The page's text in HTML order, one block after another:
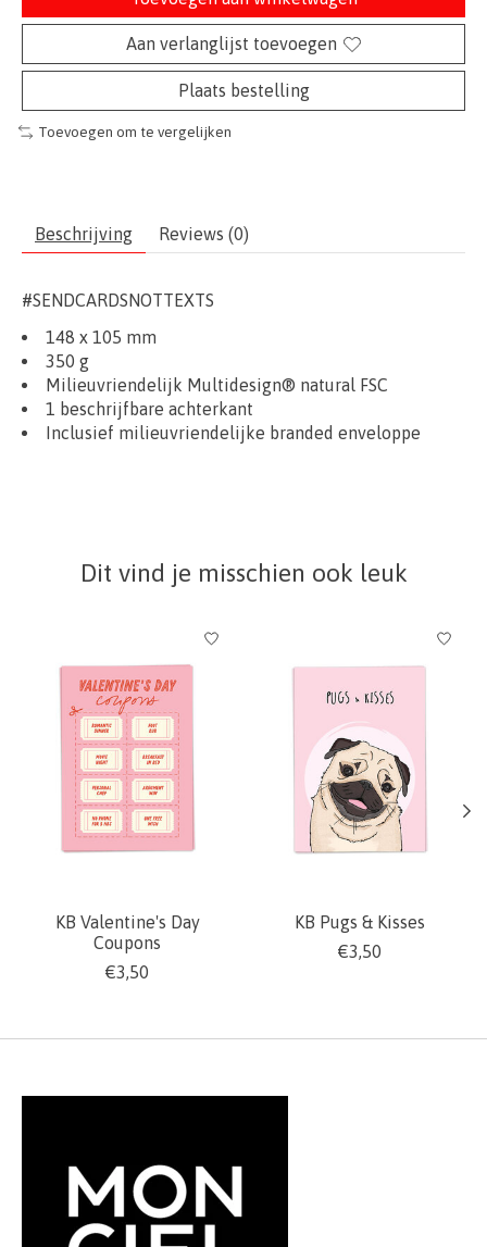
Aan verlanglijst toevoegen
Plaats bestelling
Toevoegen om te vergelijken
Beschrijving Reviews (0)
#SENDCARDSNOTTEXTS
148 x 105 mm
350 g
Milieuvriendelijk Multidesign® natural FSC
1 beschrijfbare achterkant
Inclusief milieuvriendelijke branded enveloppe
Dit vind je misschien ook leuk
Items van productcarrousel
KB Valentine's Day
Coupons
€3,50
KB Pugs & Kisses
€3,50